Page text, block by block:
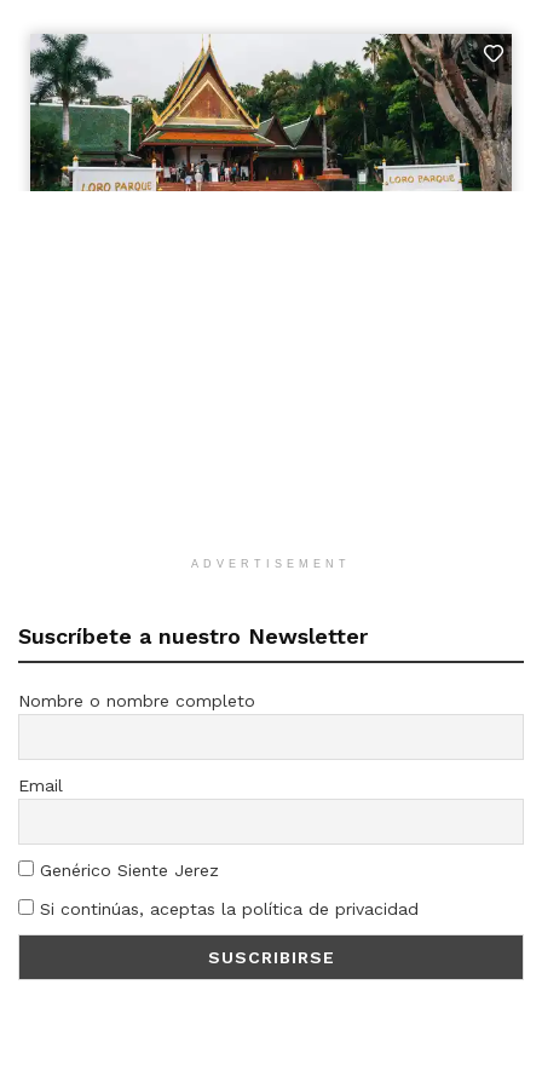
ADVERTISEMENT
Suscríbete a nuestro Newsletter
Nombre o nombre completo
Email
Genérico Siente Jerez
Si continúas, aceptas la política de privacidad